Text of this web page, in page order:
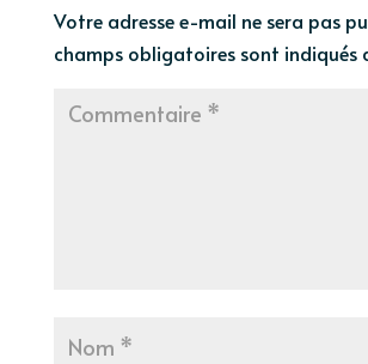
Votre adresse e-mail ne sera pas
champs obligatoires sont indiqués